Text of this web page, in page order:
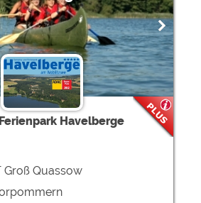
Havelberge
Groß Quassow
https://policies.google.com/privacy
können jeder Zeit im Footer
werden!